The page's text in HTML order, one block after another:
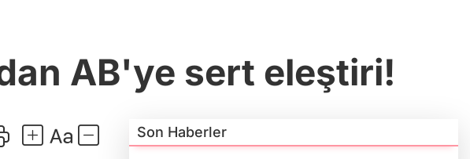
AB'ye sert eleştiri!
Son Haberler